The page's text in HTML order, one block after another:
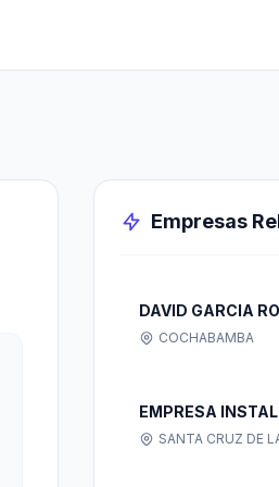
Empresas
DAVID GARCIA
COCHABAMBA
EMPRESA
SANTA CRUZ DE